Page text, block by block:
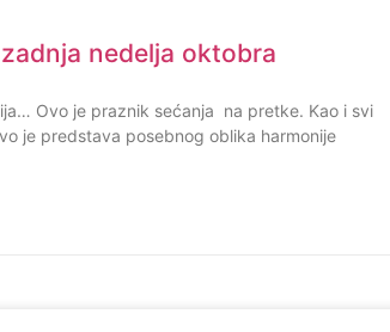
nedelja oktobra
Ovo je praznik sećanja na pretke. Kao i svi
je predstava posebnog oblika harmonije